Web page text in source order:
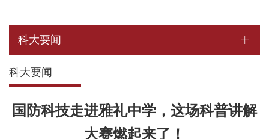
科大要闻
科大要闻
国防科技走进雅礼中学，这场科普讲解
大赛燃起来了！